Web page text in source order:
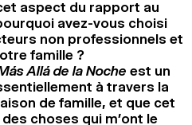
aspect du rapport au
avez-vous choisi
non professionnels et
famille ?
Allá de la Noche est un
à travers la
de famille, et que cet
choses qui m’ont le